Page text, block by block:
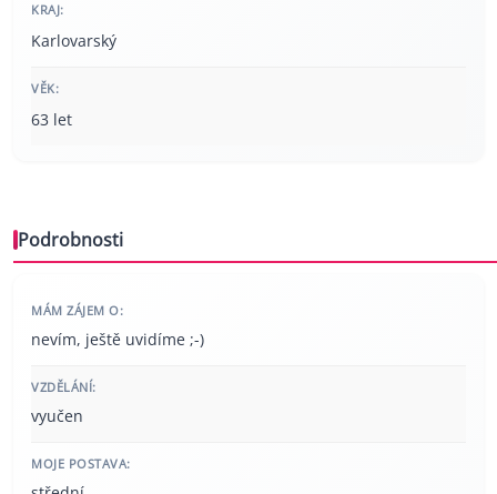
KRAJ:
Karlovarský
VĚK:
63 let
Podrobnosti
MÁM ZÁJEM O:
nevím, ještě uvidíme ;-)
VZDĚLÁNÍ:
vyučen
MOJE POSTAVA: